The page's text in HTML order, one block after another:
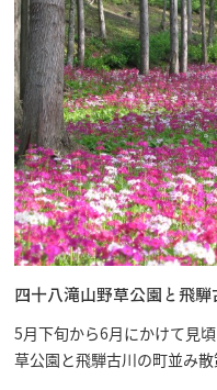
四十八滝山野草公園と飛騨
5月下旬から6月にかけて見
草公園と飛騨古川の町並み